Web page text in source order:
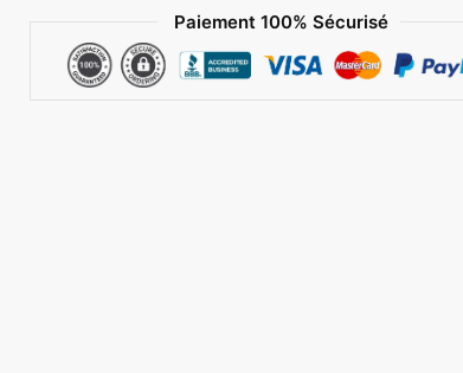
Paiement 100% Sécurisé